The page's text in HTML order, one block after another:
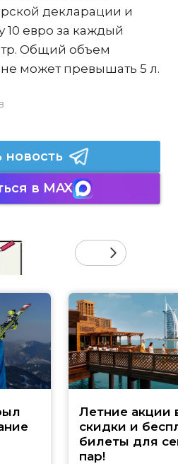
декларации и
10 евро за каждый
Общий объем
может превышать 5 л.
новость
в MAX
Летние акции
скидки и
билеты для
пар!